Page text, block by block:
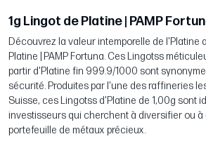
1g Lingot de Platine | PAMP
Découvrez la valeur intemporelle de l'Platine
Platine | PAMP Fortuna. Ces Lingotss
partir d'Platine fin 999.9/1000 sont
sécurité. Produites par l'une des raffineries
Suisse, ces Lingotss d'Platine de 1,00g sont
investisseurs qui cherchent à diversifier ou
portefeuille de métaux précieux.